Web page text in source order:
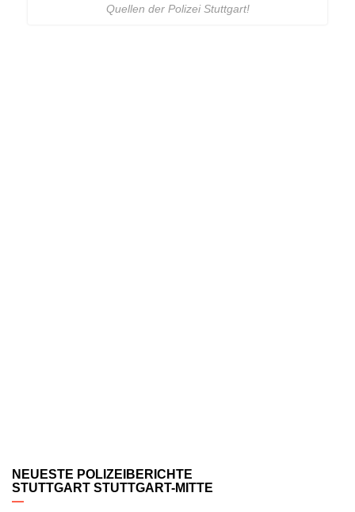
Quellen der Polizei Stuttgart!
NEUESTE POLIZEIBERICHTE
STUTTGART STUTTGART-MITTE